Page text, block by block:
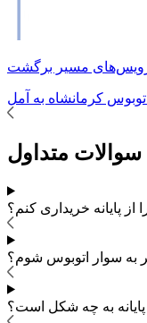
مسیر برگشت
کرمانشاه به آمل
سوالات متداول
از پایانه خریداری کنم؟
به سوار اتوبوس شوم؟
پایانه به چه شکل است؟